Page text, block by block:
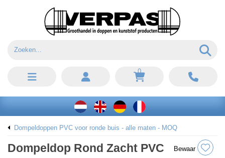
0
Dompeldoppen PVC voor ronde buis - alle maten - MOQ
Dompeldop Rond Zacht PVC
Bewaar